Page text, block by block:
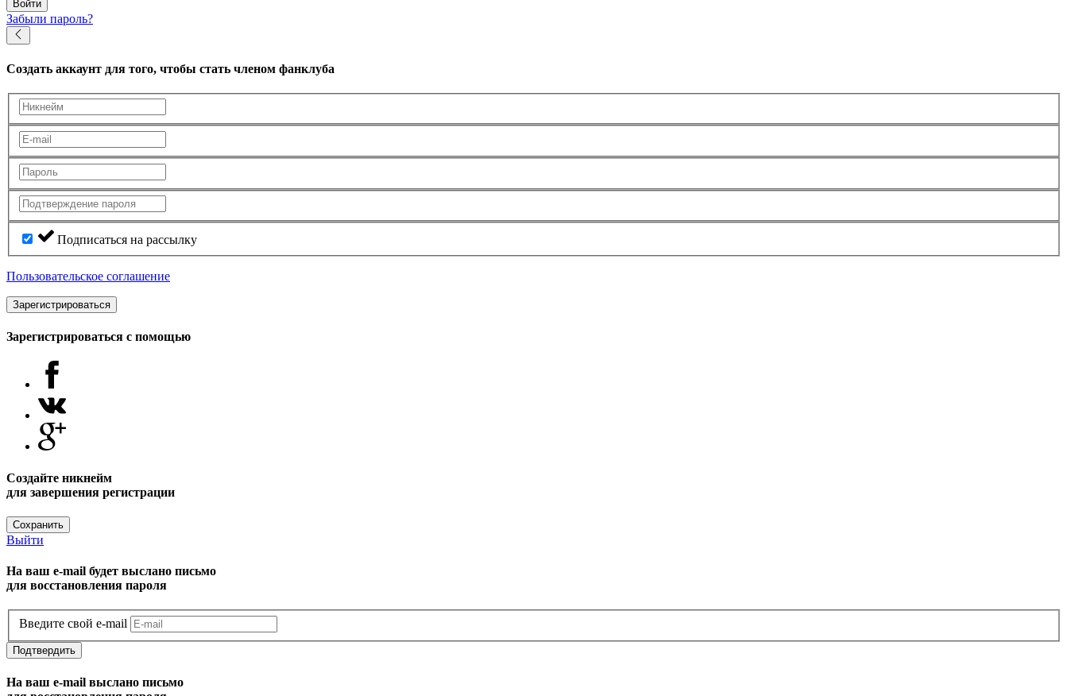
Войти
Забыли пароль?
Создать аккаунт для того, чтобы стать членом фанклуба
Подписаться на рассылку
Пользовательское соглашение
Зарегистрироваться
Зарегистрироваться с помощью
Создайте никнейм
для завершения регистрации
Сохранить
Выйти
На ваш e-mail будет выслано письмо
для восстановления пароля
Введите свой e-mail
Подтвердить
На ваш e-mail выслано письмо